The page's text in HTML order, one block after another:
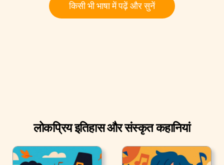
किसी भी भाषा में पढ़ें और सुनें
लोकप्रिय इतिहास और संस्कृत कहानियां